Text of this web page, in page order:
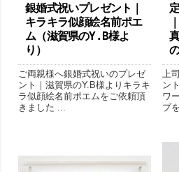
銀婚式祝いプレゼント｜
キラキラ似顔絵名前ポエ
ム（滋賀県のY.B様よ
り ）
ご両親様へ銀婚式祝いのプレゼ
ント｜滋賀県のY.B様よりキラキ
ラ似顔絵名前ポエムをご依頼頂
きました ...
上
ン
ワ
プ